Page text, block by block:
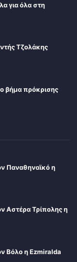
για όλα στη
Τζολάκης
βήμα πρόκρισης
Παναθηναϊκό η
Αστέρα Τρίπολης η
Βόλο η Ezmiralda